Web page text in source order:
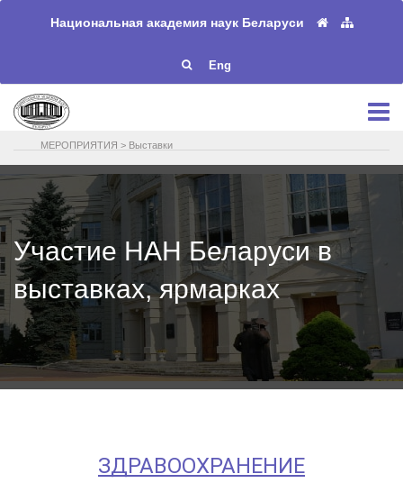
Национальная академия наук Беларуси
Eng
МЕРОПРИЯТИЯ > Выставки
Участие НАН Беларуси в
выставках, ярмарках
ЗДРАВООХРАНЕНИЕ